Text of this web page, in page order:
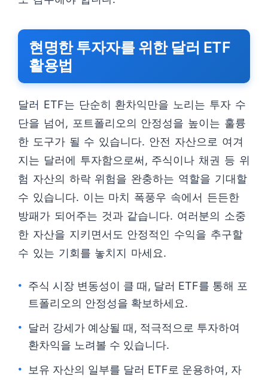
현명한 투자자를 위한 달러 ETF
활용법
달러 ETF는 단순히 환차익만을 노리는 투자 수
단을 넘어, 포트폴리오의 안정성을 높이는 훌륭
한 도구가 될 수 있습니다. 안전 자산으로 여겨
지는 달러에 투자함으로써, 주식이나 채권 등 위
험 자산의 하락 위험을 완충하는 역할을 기대할
수 있습니다. 이는 마치 폭풍우 속에서 든든한
방패가 되어주는 것과 같습니다. 여러분의 소중
한 자산을 지키면서도 안정적인 수익을 추구할
수 있는 기회를 놓치지 마세요.
주식 시장 변동성이 클 때, 달러 ETF를 통해 포
트폴리오의 안정성을 확보하세요.
달러 강세가 예상될 때, 적극적으로 투자하여
환차익을 노려볼 수 있습니다.
보유 자산의 일부를 달러 ETF로 운용하여, 자